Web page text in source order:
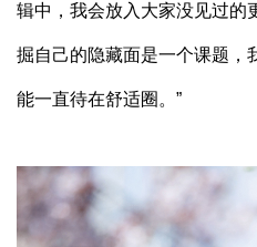
辑中，我会放入大家没见过的
掘自己的隐藏面是一个课题，
能一直待在舒适圈。”